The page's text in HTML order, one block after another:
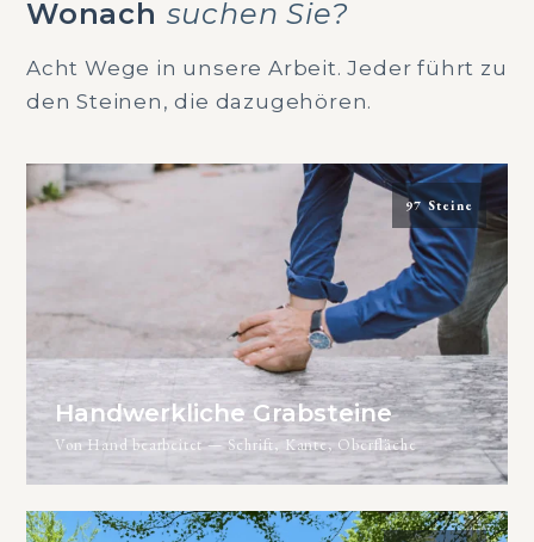
Wonach suchen Sie?
Acht Wege in unsere Arbeit. Jeder führt zu
den Steinen, die dazugehören.
97 Steine
Handwerkliche Grabsteine
Von Hand bearbeitet — Schrift, Kante, Oberfläche